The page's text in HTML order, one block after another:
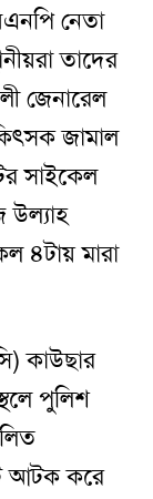
নেতা
তাদের
জেনারেল
জামাল
সাইকেল
উল্যাহ
৪টায় মারা
কাউছার
পুলিশ
আটক করে